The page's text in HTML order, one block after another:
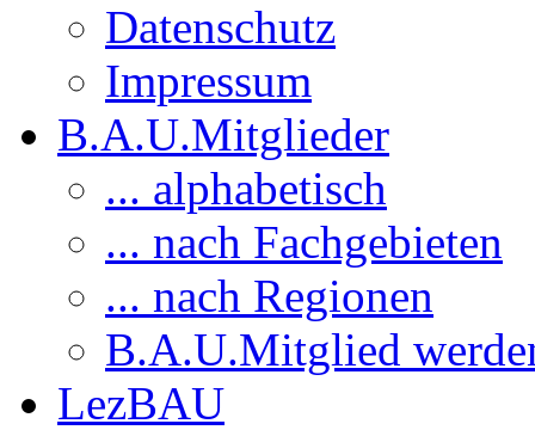
Datenschutz
Impressum
B.A.U.Mitglieder
... alphabetisch
... nach Fachgebieten
... nach Regionen
B.A.U.Mitglied
LezBAU